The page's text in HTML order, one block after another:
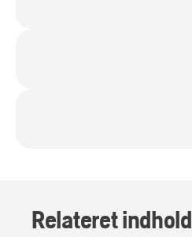
Relateret indhold